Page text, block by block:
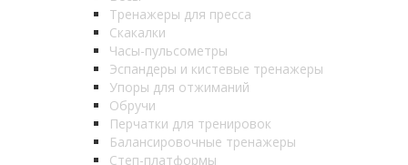
Тренажеры для пресса
Скакалки
Часы-пульсометры
Эспандеры и кистевые тренажеры
Упоры для отжиманий
Обручи
Перчатки для тренировок
Балансировочные тренажеры
Степ-платформы